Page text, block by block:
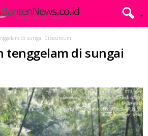
di sungai Cibeureum
tenggelam di sungai